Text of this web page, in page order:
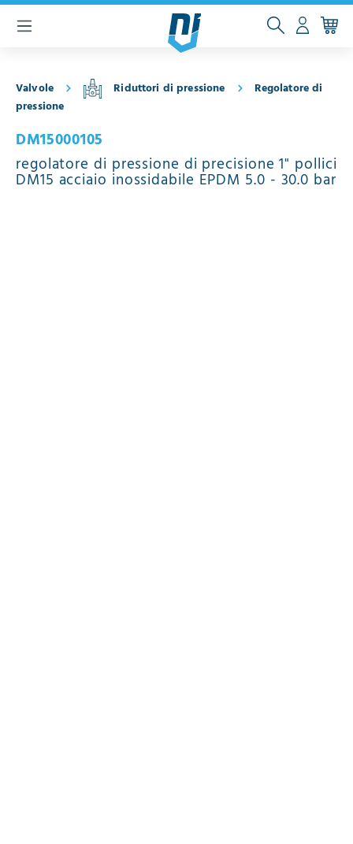
principale
Valvole Riduttori di pressione
Regolatore di
pressione
DM15000105
regolatore di pressione di precisione 1" pollici
DM15 acciaio inossidabile EPDM 5.0 - 30.0 bar